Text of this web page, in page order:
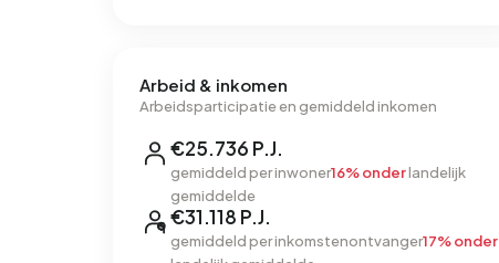
Arbeid & inkomen
Arbeidsparticipatie en gemiddeld inkomen
€25.736 P.J.
gemiddeld per inwoner16% onderlandelijk
gemiddelde
€31.118 P.J.
gemiddeld per inkomstenontvanger17% onder